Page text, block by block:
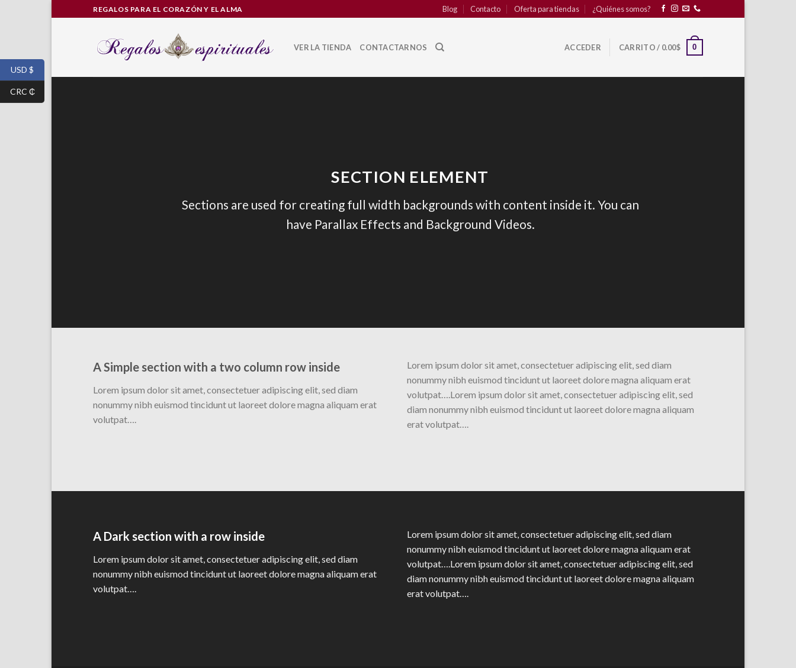
to
REGALOS PARA EL CORAZÓN Y EL ALMA Blog Contacto Oferta para tiendas ¿Quiénes somos?
VER LA TIENDA CONTACTARNOS ACCEDER CARRITO / 0.00$ 0
SECTION ELEMENT
Sections are used for creating full width backgrounds with content inside it. You can
have Parallax Effects and Background Videos.
A Simple section with a two column row inside
Lorem ipsum dolor sit amet, consectetuer adipiscing elit, sed diam
nonummy nibh euismod tincidunt ut laoreet dolore magna aliquam erat
volutpat….
Lorem ipsum dolor sit amet, consectetuer adipiscing elit, sed diam
nonummy nibh euismod tincidunt ut laoreet dolore magna aliquam erat
volutpat….Lorem ipsum dolor sit amet, consectetuer adipiscing elit, sed
diam nonummy nibh euismod tincidunt ut laoreet dolore magna aliquam
erat volutpat….
A Dark section with a row inside
Lorem ipsum dolor sit amet, consectetuer adipiscing elit, sed diam
nonummy nibh euismod tincidunt ut laoreet dolore magna aliquam erat
volutpat….
Lorem ipsum dolor sit amet, consectetuer adipiscing elit, sed diam
nonummy nibh euismod tincidunt ut laoreet dolore magna aliquam erat
volutpat….Lorem ipsum dolor sit amet, consectetuer adipiscing elit, sed
diam nonummy nibh euismod tincidunt ut laoreet dolore magna aliquam
erat volutpat….
USD $
CRC ₵